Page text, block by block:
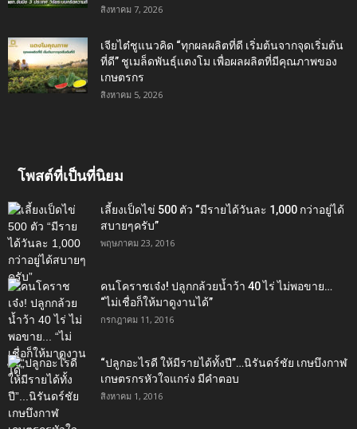
สิงหาคม 7, 2026
เจียไต๋ชูแนวคิด “ทุกผลผลิตที่ดี เริ่มต้นจากจุดเริ่มต้น
ที่ดี” ชูเมล็ดพันธุ์แตงโม เพื่อผลผลิตที่มีคุณภาพของ
เกษตรกร
สิงหาคม 5, 2026
โพสต์ที่เป็นที่นิยม
เลี้ยงเป็ดไข่ 500 ตัว “มีรายได้วันละ 1,000 กว่าอยู่ได้
สบายๆครับ”
พฤษภาคม 23, 2016
คนโคราชเจ๋ง! ปลูกกล้วยน้ำว้า 40 ไร่ ไม่พอขาย…
“ไม่เชื่อก็ให้มาดูงานได้”‬
กรกฎาคม 11, 2016
“ปลูกอะไรดี ให้มีรายได้ทั้งปี”…นิรันดร์ชัย เกษบึงกาฬ
เกษตรกรหัวใจแกร่ง มีคำตอบ
สิงหาคม 1, 2016